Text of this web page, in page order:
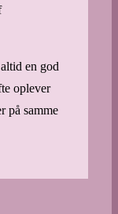
en god
oplever
på samme